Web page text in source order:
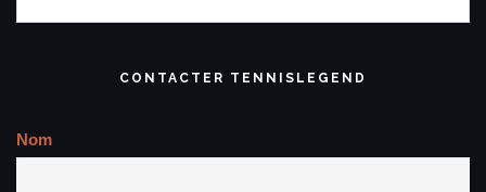
CONTACTER TENNISLEGEND
Nom